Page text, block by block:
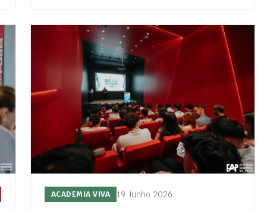
ACADEMIA VIVA 19 Junho 2026